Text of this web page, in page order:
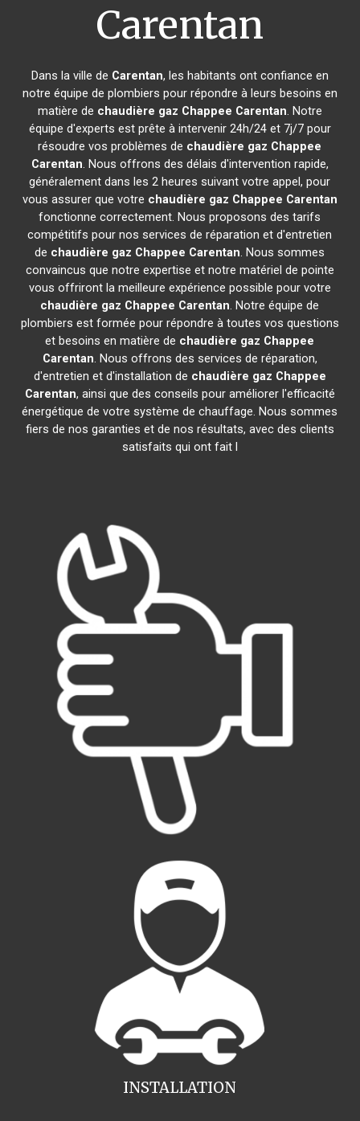
Carentan
Dans la ville de Carentan, les habitants ont confiance en
notre équipe de plombiers pour répondre à leurs besoins en
matière de chaudière gaz Chappee Carentan. Notre
équipe d'experts est prête à intervenir 24h/24 et 7j/7 pour
résoudre vos problèmes de chaudière gaz Chappee
Carentan. Nous offrons des délais d'intervention rapide,
généralement dans les 2 heures suivant votre appel, pour
vous assurer que votre chaudière gaz Chappee Carentan
fonctionne correctement. Nous proposons des tarifs
compétitifs pour nos services de réparation et d'entretien
de chaudière gaz Chappee Carentan. Nous sommes
convaincus que notre expertise et notre matériel de pointe
vous offriront la meilleure expérience possible pour votre
chaudière gaz Chappee Carentan. Notre équipe de
plombiers est formée pour répondre à toutes vos questions
et besoins en matière de chaudière gaz Chappee
Carentan. Nous offrons des services de réparation,
d'entretien et d'installation de chaudière gaz Chappee
Carentan, ainsi que des conseils pour améliorer l'efficacité
énergétique de votre système de chauffage. Nous sommes
fiers de nos garanties et de nos résultats, avec des clients
satisfaits qui ont fait l
INSTALLATION